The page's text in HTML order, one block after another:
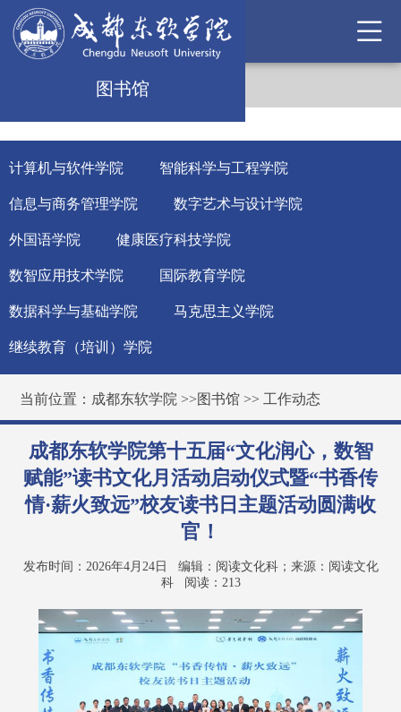
图书馆
计算机与软件学院 智能科学与工程学院
信息与商务管理学院 数字艺术与设计学院
外国语学院 健康医疗科技学院
数智应用技术学院 国际教育学院
数据科学与基础学院 马克思主义学院
继续教育（培训）学院
当前位置： 成都东软学院 >>图书馆 >> 工作动态
成都东软学院第十五届“文化润心，数智
赋能”读书文化月活动启动仪式暨“书香传
情·薪火致远”校友读书日主题活动圆满收
官！
发布时间：2026年4月24日
编辑：阅读文化科；来源：阅读文化
科阅读： 213